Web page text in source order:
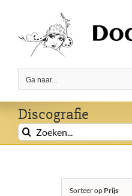
inhoud
Ga naar...
Discografie
Zoeken
naar:
Sorteer op Prijs